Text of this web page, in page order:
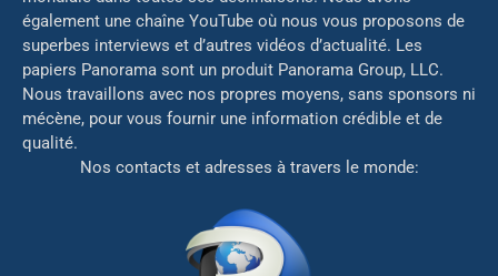
également une chaîne YouTube où nous vous proposons de
superbes interviews et d’autres vidéos d’actualité. Les
papiers Panorama sont un produit Panorama Group, LLC.
Nous travaillons avec nos propres moyens, sans sponsors ni
mécène, pour vous fournir une information crédible et de
qualité.
Nos contacts et adresses à travers le monde: